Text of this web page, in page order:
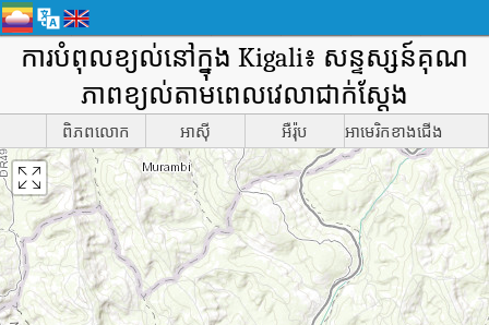
ការបំពុលខ្យល់នៅក្នុង Kigali៖ សន្ទស្សន៍គុណ
ភាពខ្យល់តាមពេលវេលាជាក់ស្តែង
ពិភពលោក អាស៊ី អឺរ៉ុប អាមេរិកខាងជើង